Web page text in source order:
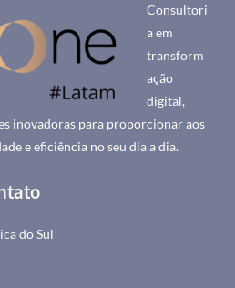
Consultori
a em
transform
ação
digital,
inovadoras para proporcionar aos
e eficiência no seu dia a dia.
do Sul